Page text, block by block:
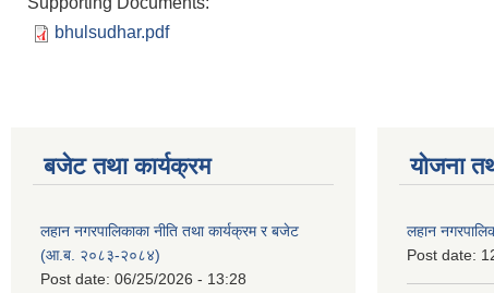
bhulsudhar.pdf
बजेट तथा कार्यक्रम
लहान नगरपालिकाका नीति तथा कार्यक्रम र बजेट
(आ.ब. २०८३-२०८४)
Post date: 06/25/2026 - 13:28
योजना
लहान
Post date: